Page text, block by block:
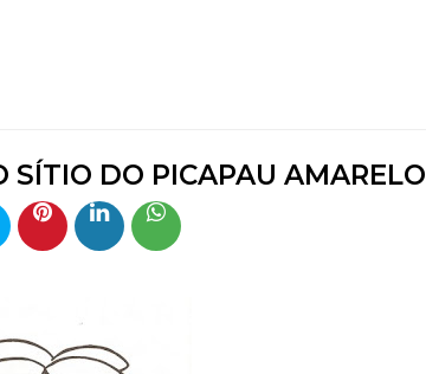
SÍTIO DO PICAPAU AMARELO